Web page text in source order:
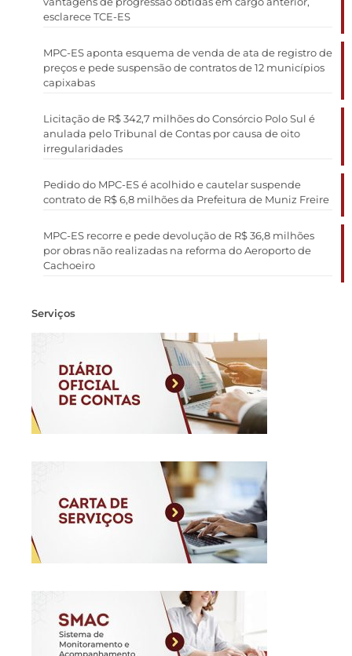
esclarece TCE-ES
MPC-ES aponta esquema de venda de ata de registro de
preços e pede suspensão de contratos de 12 municípios
capixabas
Licitação de R$ 342,7 milhões do Consórcio Polo Sul é
anulada pelo Tribunal de Contas por causa de oito
irregularidades
Pedido do MPC-ES é acolhido e cautelar suspende
contrato de R$ 6,8 milhões da Prefeitura de Muniz Freire
MPC-ES recorre e pede devolução de R$ 36,8 milhões
por obras não realizadas na reforma do Aeroporto de
Cachoeiro
Serviços